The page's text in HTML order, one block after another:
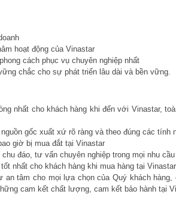
hoạt động của Vinastar
cách phục vụ chuyên nghiệp nhất
chắc cho sự phát triển lâu dài và bền vững.
nhất cho khách hàng khi đến với Vinastar,
gốc xuất xứ rõ ràng và theo đúng các tính
giờ bị mua đắt tại Vinastar
đáo, tư vấn chuyên nghiệp trong mọi nhu
nhất cho khách hàng khi mua hàng tại
tâm cho mọi lựa chọn của Quý khách
cam kết chất lượng, cam kết bảo hành tại